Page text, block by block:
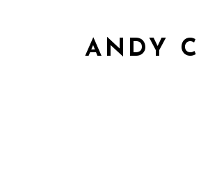
ANDY